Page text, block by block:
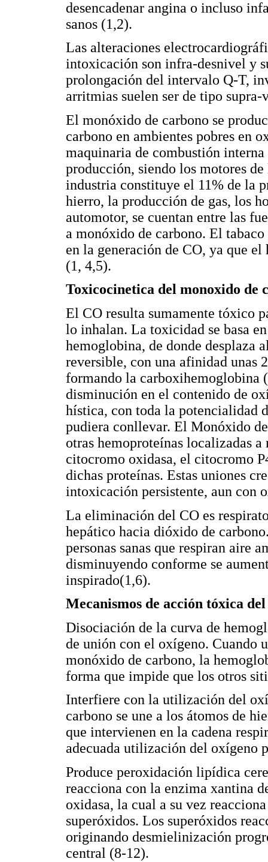
desencadenar angina o incluso
sanos (1,2).
Las alteraciones
intoxicación son infra-desnivel y
prolongación del intervalo Q-T,
arritmias suelen ser de tipo
El monóxido de carbono se
carbono en ambientes pobres en
maquinaria de combustión
producción, siendo los motores
industria constituye el 11% de la
hierro, la producción de gas, los
automotor, se cuentan entre las
a monóxido de carbono. El
en la generación de CO, ya que
(1, 4,5).
Toxicocinetica del monoxido de
El CO resulta sumamente tóxico
lo inhalan. La toxicidad se basa
hemoglobina, de donde desplaza
reversible, con una afinidad unas
formando la carboxihemoglobina
disminución en el contenido de
hística, con toda la potencialidad
pudiera conllevar. El Monóxido
otras hemoproteínas localizadas
citocromo oxidasa, el citocromo
dichas proteínas. Estas uniones
intoxicación persistente, aun con
La eliminación del CO es
hepático hacia dióxido de
personas sanas que respiran aire
disminuyendo conforme se
inspirado(1,6).
Mecanismos de acción tóxica
Disociación de la curva de
de unión con el oxígeno. Cuando
monóxido de carbono, la
forma que impide que los otros
Interfiere con la utilización del
carbono se une a los átomos de
que intervienen en la cadena
adecuada utilización del oxígeno
Produce peroxidación lipídica
reacciona con la enzima xantina
oxidasa, la cual a su vez
superóxidos. Los superóxidos
originando desmielinización
central (8-12).